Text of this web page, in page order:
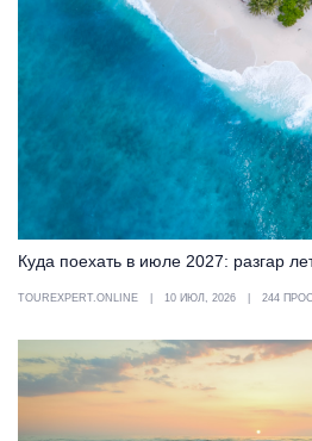
Куда поехать в июле 2027: разгар
TOUREXPERT.ONLINE 10 ИЮЛ, 2026 244